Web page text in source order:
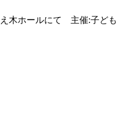
木ホールにて 主催:子ども